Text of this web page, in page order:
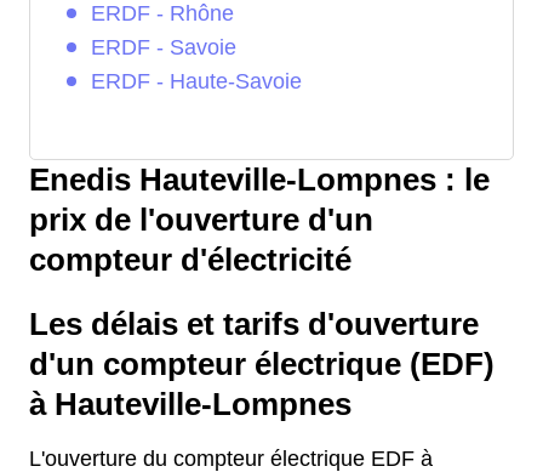
ERDF - Rhône
ERDF - Savoie
ERDF - Haute-Savoie
Enedis Hauteville-Lompnes : le
prix de l'ouverture d'un
compteur d'électricité
Les délais et tarifs d'ouverture
d'un compteur électrique (EDF)
à Hauteville-Lompnes
L'ouverture du compteur électrique EDF à